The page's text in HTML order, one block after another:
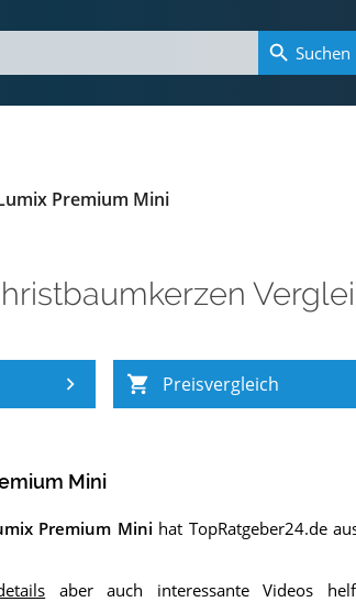
Premium Mini
Preisvergleich
Mini
Premium Mini hat TopRatgeber24.de
aber auch interessante Videos
Suchen